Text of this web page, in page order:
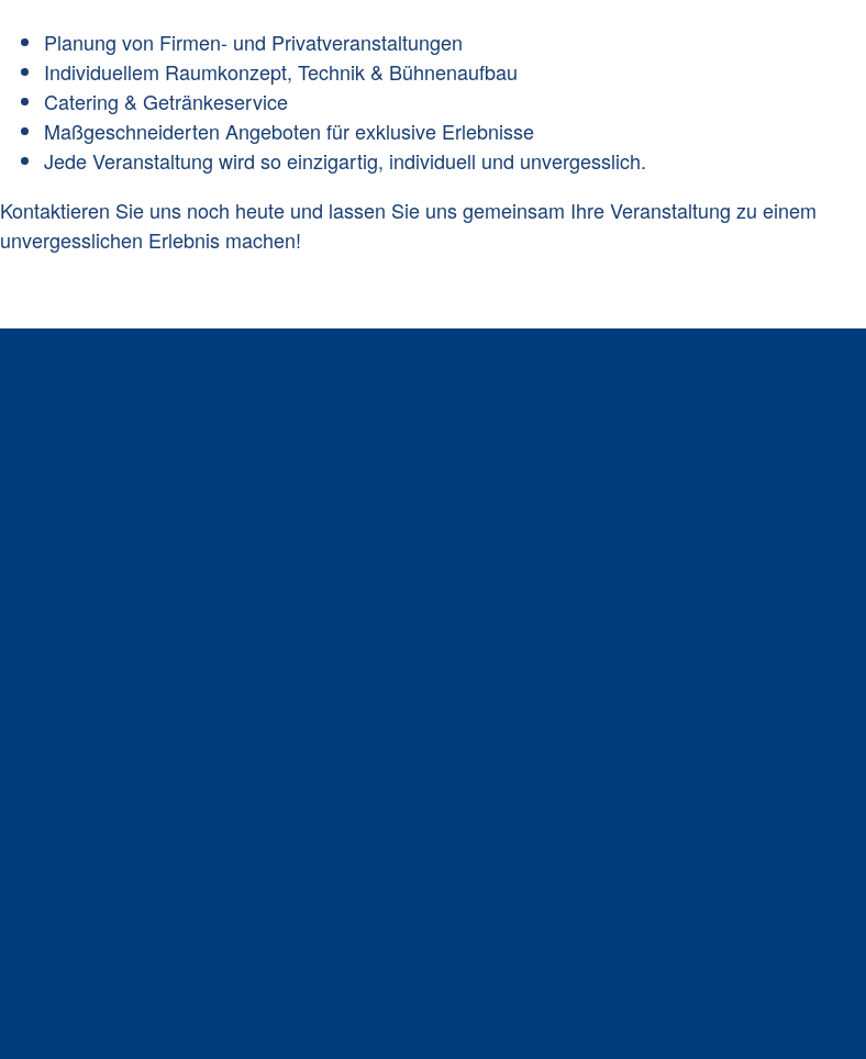
Planung von Firmen- und Privatveranstaltungen
Individuellem Raumkonzept, Technik & Bühnenaufbau
Catering & Getränkeservice
Maßgeschneiderten Angeboten für exklusive Erlebnisse
Jede Veranstaltung wird so einzigartig, individuell und unvergesslich.
Kontaktieren Sie uns noch heute und lassen Sie uns gemeinsam Ihre Veranstaltung zu einem
unvergesslichen Erlebnis machen!